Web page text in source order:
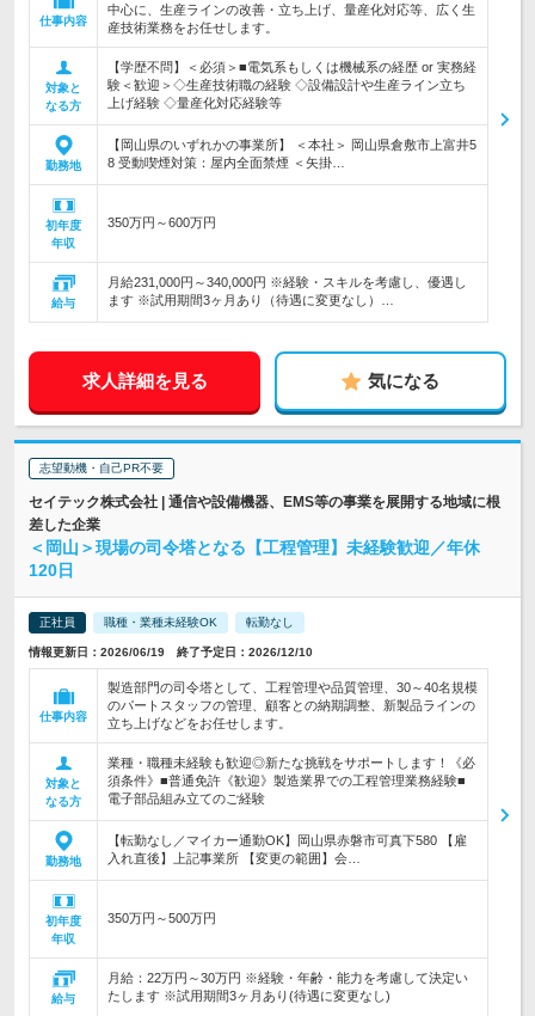
仕事内容
中心に、生産ラインの改善・立ち上げ、量産化対応等、広く生
産技術業務をお任せします。
対象と
なる方
【学歴不問】＜必須＞■電気系もしくは機械系の経歴 or 実務経
験＜歓迎＞◇生産技術職の経験 ◇設備設計や生産ライン立ち
上げ経験 ◇量産化対応経験等
勤務地
【岡山県のいずれかの事業所】 ＜本社＞ 岡山県倉敷市上富井5
8 受動喫煙対策：屋内全面禁煙 ＜矢掛…
初年度
年収
350万円～600万円
給与
月給231,000円～340,000円 ※経験・スキルを考慮し、優遇し
ます ※試用期間3ヶ月あり（待遇に変更なし）…
求人詳細を見る 気になる
志望動機・自己PR不要
セイテック株式会社 | 通信や設備機器、EMS等の事業を展開する地域に根
差した企業
＜岡山＞現場の司令塔となる【工程管理】未経験歓迎／年休
120日
正社員 職種・業種未経験OK 転勤なし
情報更新日：2026/06/19 終了予定日：2026/12/10
仕事内容
製造部門の司令塔として、工程管理や品質管理、30～40名規模
のパートスタッフの管理、顧客との納期調整、新製品ラインの
立ち上げなどをお任せします。
対象と
なる方
業種・職種未経験も歓迎◎新たな挑戦をサポートします！《必
須条件》■普通免許《歓迎》製造業界での工程管理業務経験■
電子部品組み立てのご経験
勤務地
【転勤なし／マイカー通勤OK】岡山県赤磐市可真下580 【雇
入れ直後】上記事業所 【変更の範囲】会…
初年度
年収
350万円～500万円
給与
月給：22万円～30万円 ※経験・年齢・能力を考慮して決定い
たします ※試用期間3ヶ月あり(待遇に変更なし)